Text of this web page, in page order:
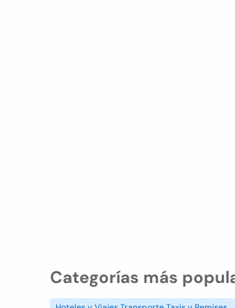
Categorías más